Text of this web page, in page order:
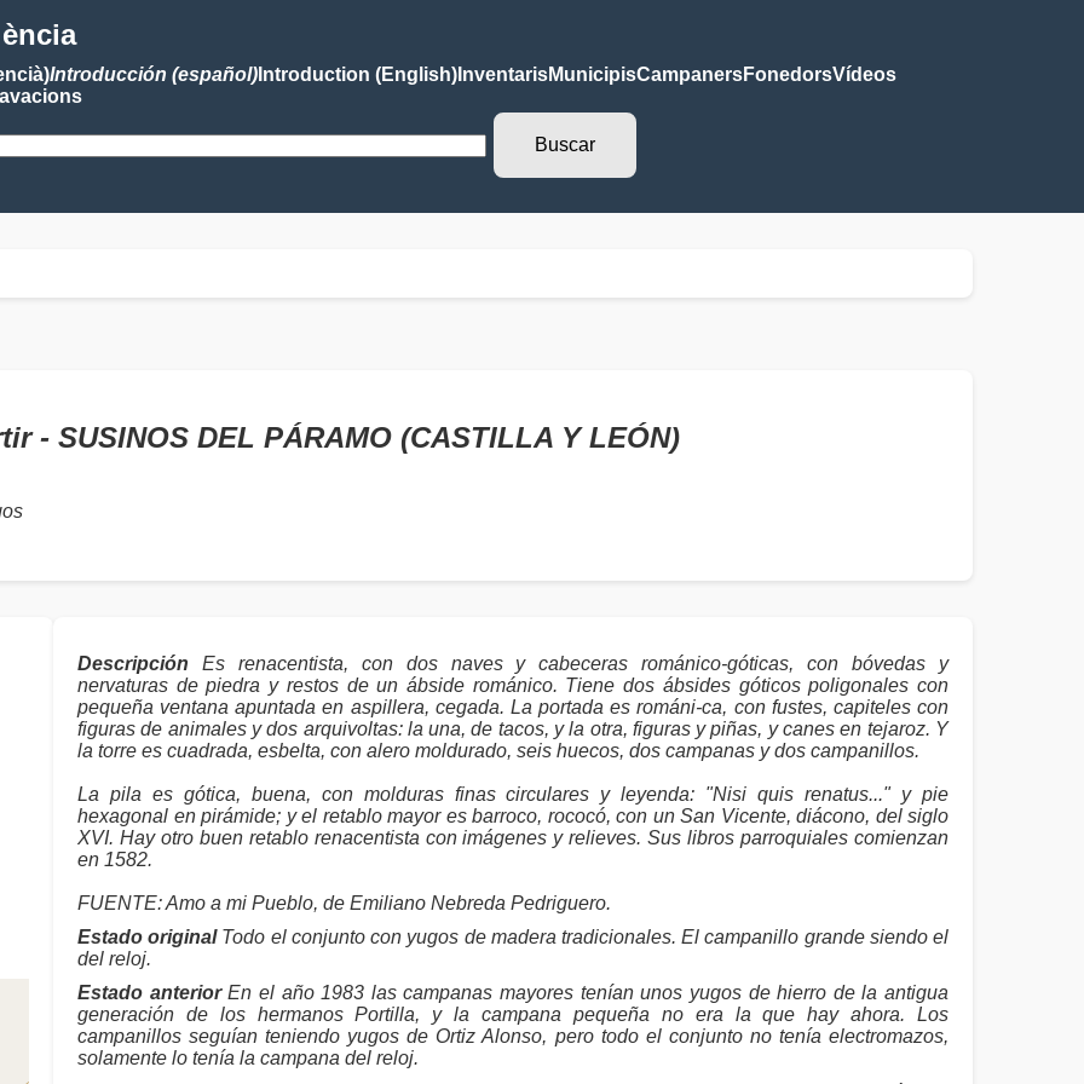
Introducción (español)Introduction (English)InventarisMunicipisCampanersFonedorsVídeos
- SUSINOS DEL PÁRAMO (CASTILLA Y LEÓN)
Descripción Es renacentista, con dos naves y cabeceras románico-góticas, con bóvedas y
nervaturas de piedra y restos de un ábside románico. Tiene dos ábsides góticos poligonales con
pequeña ventana apuntada en aspillera, cegada. La portada es románi-ca, con fustes, capiteles con
figuras de animales y dos arquivoltas: la una, de tacos, y la otra, figuras y piñas, y canes en tejaroz. Y
la torre es cuadrada, esbelta, con alero moldurado, seis huecos, dos campanas y dos campanillos.
La pila es gótica, buena, con molduras finas circulares y leyenda: "Nisi quis renatus..." y pie
hexagonal en pirámide; y el retablo mayor es barroco, rococó, con un San Vicente, diácono, del siglo
XVI. Hay otro buen retablo renacentista con imágenes y relieves. Sus libros parroquiales comienzan
en 1582.
FUENTE: Amo a mi Pueblo, de Emiliano Nebreda Pedriguero.
Estado originalTodo el conjunto con yugos de madera tradicionales. El campanillo grande siendo el
del reloj.
Estado anteriorEn el año 1983 las campanas mayores tenían unos yugos de hierro de la antigua
generación de los hermanos Portilla, y la campana pequeña no era la que hay ahora. Los
campanillos seguían teniendo yugos de Ortiz Alonso, pero todo el conjunto no tenía electromazos,
solamente lo tenía la campana del reloj.